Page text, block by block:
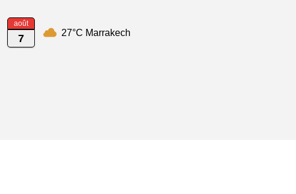
août
7 27°C Marrakech